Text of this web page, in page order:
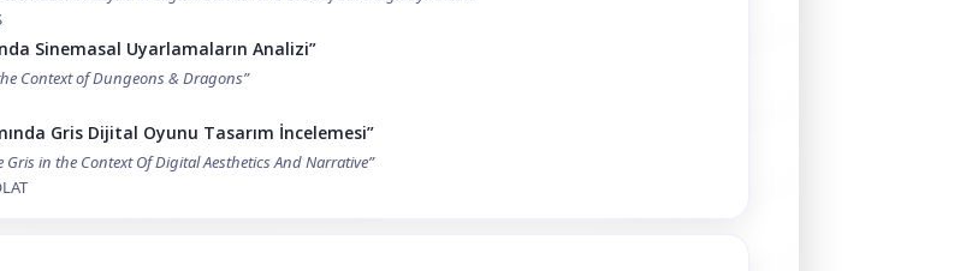
Sinemasal Uyarlamaların Analizi”
Context of Dungeons & Dragons”
Gris Dijital Oyunu Tasarım İncelemesi”
Gris in the Context Of Digital Aesthetics And Narrative”